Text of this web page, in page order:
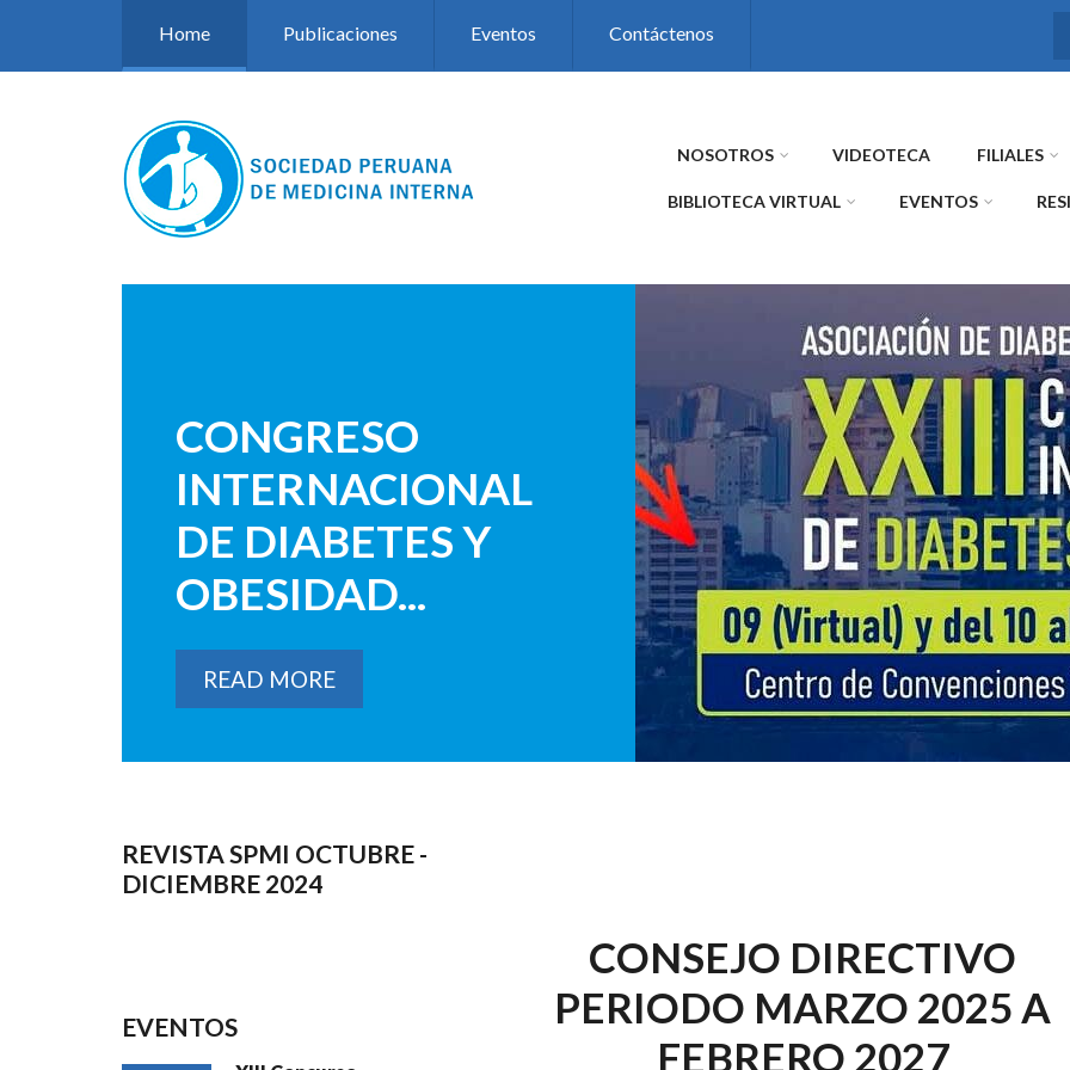
Home Publicaciones Eventos Contáctenos
NOSOTROS VIDEOTECA FILIALES
BIBLIOTECA VIRTUAL EVENTOS
CONGRESO
INTERNACIONAL
DE DIABETES Y
OBESIDAD...
READ MORE
REVISTA SPMI OCTUBRE -
DICIEMBRE 2024
EVENTOS
CONSEJO DIRECTIVO
PERIODO MARZO 2025 A
FEBRERO 2027